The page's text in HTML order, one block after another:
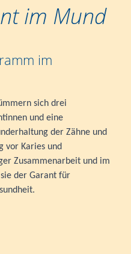
im Mund
im
sich drei
und eine
der Zähne und
vor Karies und
Zusammenarbeit und im
der Garant für